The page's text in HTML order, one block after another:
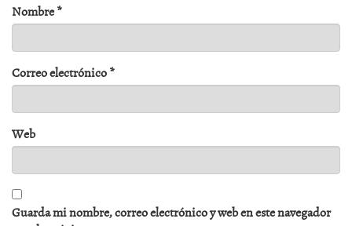
Nombre*
Correo electrónico*
Web
Guarda mi nombre, correo electrónico y web en este navegador